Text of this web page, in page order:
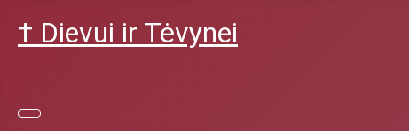
† Dievui ir Tėvynei